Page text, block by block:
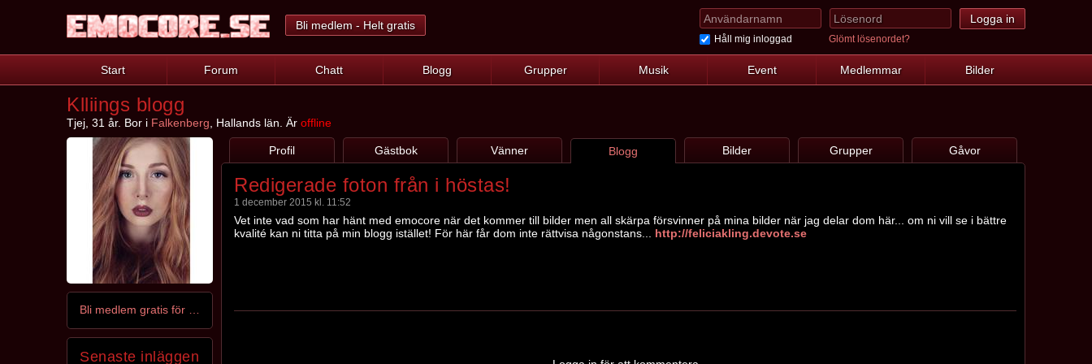
Bli medlem - Helt gratis
Håll mig inloggad Glömt lösenordet?
Start Forum Chatt Blogg Grupper Musik Event Medlemmar Bilder
Klliings blogg
Tjej, 31 år. Bor i Falkenberg , Hallands län. Är offline
Senaste inläggen
Profil Gästbok Vänner Blogg Bilder Grupper Gåvor
Redigerade foton från i höstas!
1 december 2015 kl. 11:52
Vet inte vad som har hänt med emocore när det kommer till bilder men all skärpa försvinner på mina bilder när jag delar dom här... om ni vill se i bättre
kvalité kan ni titta på min blogg istället! För här får dom inte rättvisa någonstans... http://feliciakling.devote.se